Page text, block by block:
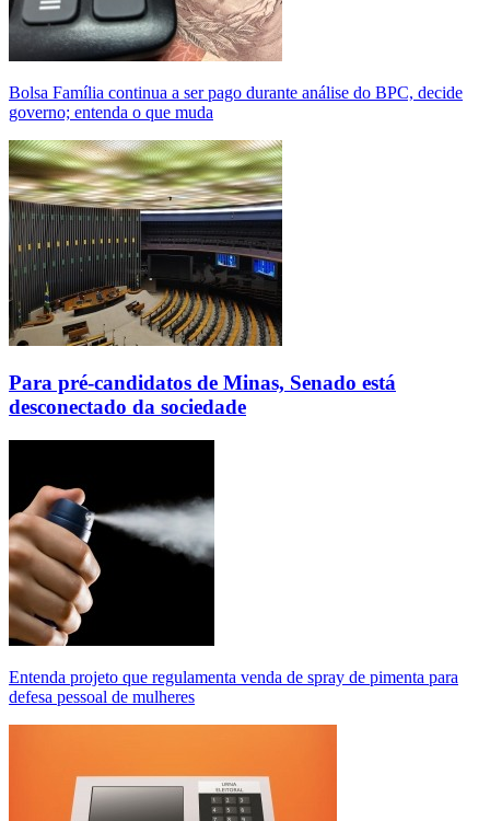
Bolsa Família continua a ser pago durante análise do BPC, decide
governo; entenda o que muda
Para pré-candidatos de Minas, Senado está
desconectado da sociedade
Entenda projeto que regulamenta venda de spray de pimenta para
defesa pessoal de mulheres